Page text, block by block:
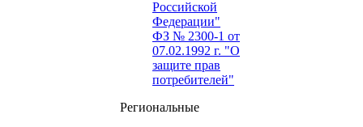
Российской
Федерации"
ФЗ № 2300-1 от
07.02.1992 г. "О
защите прав
потребителей"
Региональные